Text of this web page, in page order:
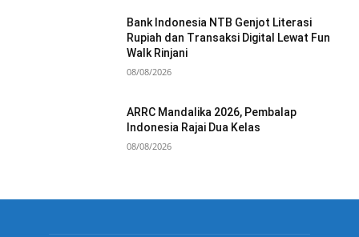
Bank Indonesia NTB Genjot Literasi
Rupiah dan Transaksi Digital Lewat Fun
Walk Rinjani
08/08/2026
ARRC Mandalika 2026, Pembalap
Indonesia Rajai Dua Kelas
08/08/2026